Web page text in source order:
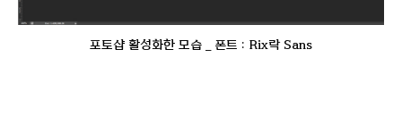
포토샵 활성화한 모습 _ 폰트 : Rix락 Sans